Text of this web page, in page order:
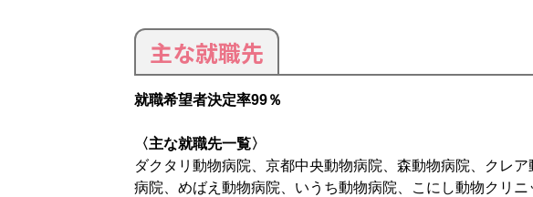
主な就職先
就職希望者決定率99％
〈主な就職先一覧〉
ダクタリ動物病院、京都中央動物病院、森動物病院、クレ
病院、めばえ動物病院、いうち動物病院、こにし動物クリ